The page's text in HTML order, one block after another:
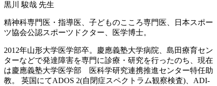
黒川 駿哉 先生
精神科専門医・指導医、子どものこころ専門医、日本スポー
ツ協会公認スポーツドクター、医学博士。
2012年山形大学医学部卒。慶應義塾大学病院、島田療育セン
ターなどで発達障害を専門に診療・研究を行ったのち、現在
は慶應義塾大学医学部 医科学研究連携推進センター特任助
教。 英国にてADOS 2(自閉症スペクトラム観察検査)、ADI-